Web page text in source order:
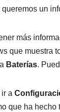
queremos un
más
que muestra
Baterías.
a
que ha